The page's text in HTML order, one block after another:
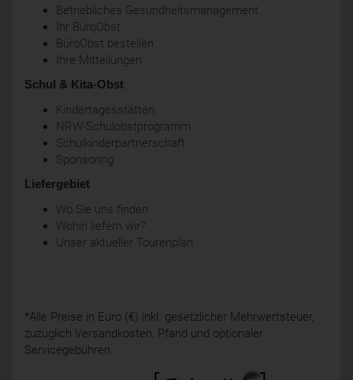
Betriebliches Gesundheitsmanagement
Ihr BüroObst
BüroObst bestellen
Ihre Mitteilungen
Schul & Kita-Obst
Kindertagesstätten
NRW-Schulobstprogramm
Schulkinderpartnerschaft
Sponsoring
Liefergebiet
Wo Sie uns finden
Wohin liefern wir?
Unser aktueller Tourenplan
*Alle Preise in Euro (€) inkl. gesetzlicher Mehrwertsteuer,
zuzüglich Versandkosten, Pfand und optionaler
Servicegebühren.